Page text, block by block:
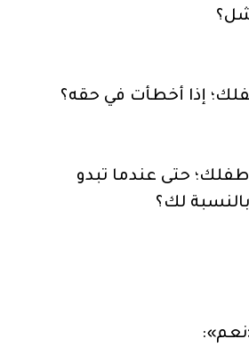
حتى عندما تبدو
لك؟